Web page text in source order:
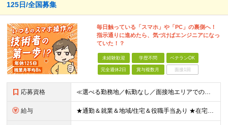
125日/全国募集
毎日触っている「スマホ」や「PC」の裏側へ！
指示通りに進めたら、気づけばエンジニアになっ
ていた！？
未経験歓迎 学歴不問 ベテランOK
完全週休2日 賞与複数月 面接1回
応募資格 ≪選べる勤務地／転勤なし／面接地エリアでの就業率92％以上≫ ※学歴不問 ◆経験は一切問いません ◆転職回数・ブランク期間も不問 ◆面接というよりは“リラックス面談”です ≪こんな方をお待ちしてい
給与 ★通勤＆就業＆地域/住宅＆役職手当あり ★在宅勤務実績あり ★残業代は全額支給 ★選べる給与制度あり！ ■東京・神奈川・千葉・埼玉勤務の場合 月給24.5万円～55万円＋諸手当 （残業代は全額支給）